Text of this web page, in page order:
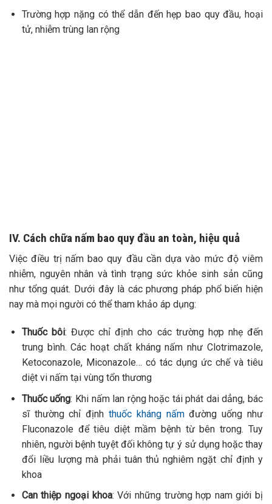
Trường hợp nặng có thể dẫn đến hẹp bao quy đầu, hoại
tử, nhiễm trùng lan rộng
IV. Cách chữa nấm bao quy đầu an toàn, hiệu quả
Việc điều trị nấm bao quy đầu cần dựa vào mức độ viêm
nhiễm, nguyên nhân và tình trạng sức khỏe sinh sản cũng
như tổng quát. Dưới đây là các phương pháp phổ biến hiện
nay mà mọi người có thể tham khảo áp dụng:
Thuốc bôi: Được chỉ định cho các trường hợp nhẹ đến
trung bình. Các hoạt chất kháng nấm như Clotrimazole,
Ketoconazole, Miconazole… có tác dụng ức chế và tiêu
diệt vi nấm tại vùng tổn thương
Thuốc uống: Khi nấm lan rộng hoặc tái phát dai dẳng, bác
sĩ thường chỉ định thuốc kháng nấmđường uống như
Fluconazole để tiêu diệt mầm bệnh từ bên trong. Tuy
nhiên, người bệnh tuyệt đối không tự ý sử dụng hoặc thay
đổi liều lượng mà phải tuân thủ nghiêm ngặt chỉ định y
khoa
Can thiệp ngoại khoa: Với những trường hợp nam giới bị